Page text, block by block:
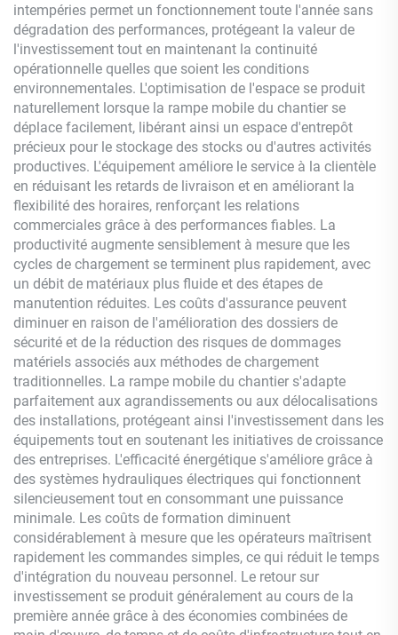
intempéries permet un fonctionnement toute l'année sans
dégradation des performances, protégeant la valeur de
l'investissement tout en maintenant la continuité
opérationnelle quelles que soient les conditions
environnementales. L'optimisation de l'espace se produit
naturellement lorsque la rampe mobile du chantier se
déplace facilement, libérant ainsi un espace d'entrepôt
précieux pour le stockage des stocks ou d'autres activités
productives. L'équipement améliore le service à la clientèle
en réduisant les retards de livraison et en améliorant la
flexibilité des horaires, renforçant les relations
commerciales grâce à des performances fiables. La
productivité augmente sensiblement à mesure que les
cycles de chargement se terminent plus rapidement, avec
un débit de matériaux plus fluide et des étapes de
manutention réduites. Les coûts d'assurance peuvent
diminuer en raison de l'amélioration des dossiers de
sécurité et de la réduction des risques de dommages
matériels associés aux méthodes de chargement
traditionnelles. La rampe mobile du chantier s'adapte
parfaitement aux agrandissements ou aux délocalisations
des installations, protégeant ainsi l'investissement dans les
équipements tout en soutenant les initiatives de croissance
des entreprises. L'efficacité énergétique s'améliore grâce à
des systèmes hydrauliques électriques qui fonctionnent
silencieusement tout en consommant une puissance
minimale. Les coûts de formation diminuent
considérablement à mesure que les opérateurs maîtrisent
rapidement les commandes simples, ce qui réduit le temps
d'intégration du nouveau personnel. Le retour sur
investissement se produit généralement au cours de la
première année grâce à des économies combinées de